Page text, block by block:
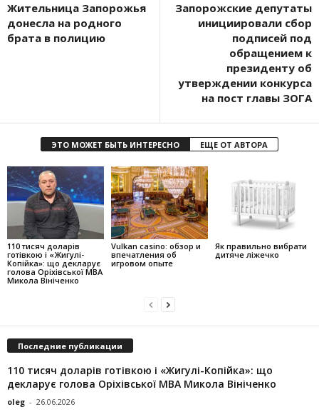
Жительница Запорожья
донесла на родного
брата в полицию
Запорожские депутаты
инициировали сбор
подписей под
обращением к
президенту об
утверждении конкурса
на пост главы ЗОГА
ЭТО МОЖЕТ БЫТЬ ИНТЕРЕСНО ЕЩЕ ОТ АВТОРА
110 тисяч доларів
готівкою і «Жигулі-
Копійка»: що декларує
голова Оріхівської МВА
Микола Вініченко
Vulkan casino: обзор и
впечатления об
игровом опыте
Як правильно вибрати
дитяче ліжечко
Последние публикации
110 тисяч доларів готівкою і «Жигулі-Копійка»: що
декларує голова Оріхівської МВА Микола Вініченко
oleg - 26.06.2026